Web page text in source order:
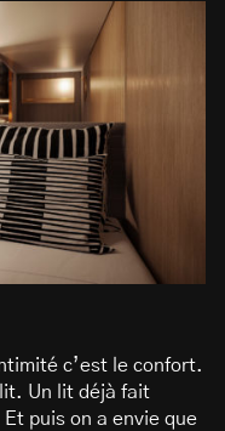
c’est le confort.
Un lit déjà fait
puis on a envie que